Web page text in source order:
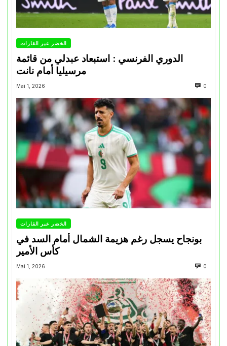
الخضر عبر القارات
الدوري الفرنسي : استبعاد عبدلي من قائمة
مرسيليا أمام نانت
Mai 1, 2026 0
الخضر عبر القارات
بونجاح يسجل رغم هزيمة الشمال أمام السد في
كأس الأمير
Mai 1, 2026 0